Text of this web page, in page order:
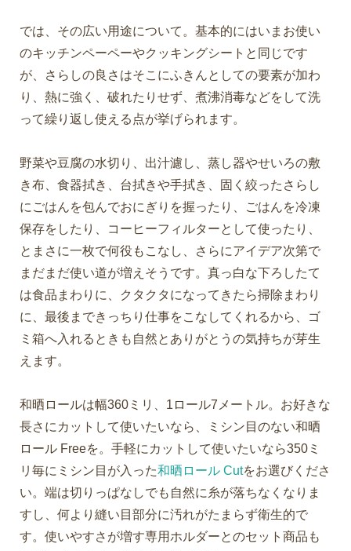
では、その広い用途について。基本的にはいまお使い
のキッチンペーペーやクッキングシートと同じです
が、さらしの良さはそこにふきんとしての要素が加わ
り、熱に強く、破れたりせず、煮沸消毒などをして洗
って繰り返し使える点が挙げられます。
野菜や豆腐の水切り、出汁濾し、蒸し器やせいろの敷
き布、食器拭き、台拭きや手拭き、固く絞ったさらし
にごはんを包んでおにぎりを握ったり、ごはんを冷凍
保存をしたり、コーヒーフィルターとして使ったり、
とまさに一枚で何役もこなし、さらにアイデア次第で
まだまだ使い道が増えそうです。真っ白な下ろしたて
は食品まわりに、クタクタになってきたら掃除まわり
に、最後まできっちり仕事をこなしてくれるから、ゴ
ミ箱へ入れるときも自然とありがとうの気持ちが芽生
えます。
和晒ロールは幅360ミリ、1ロール7メートル。お好きな
長さにカットして使いたいなら、ミシン目のない和晒
ロール Freeを。手軽にカットして使いたいなら350ミ
リ毎にミシン目が入った和晒ロール Cutをお選びくださ
い。端は切りっぱなしでも自然に糸が落ちなくなりま
すし、何より縫い目部分に汚れがたまらず衛生的で
す。使いやすさが増す専用ホルダーとのセット商品も